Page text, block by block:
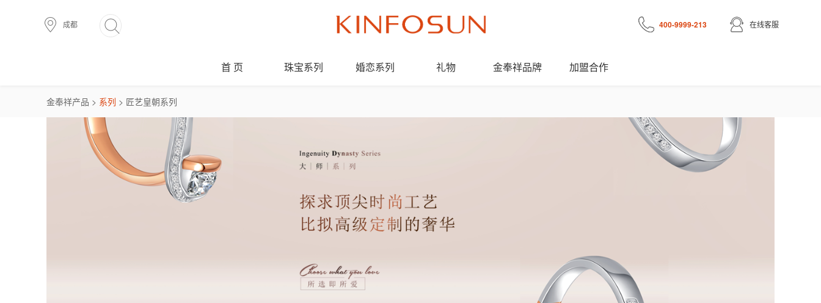
成都 400-9999-213 在线客服
首 页 珠宝系列 婚恋系列 礼物 金奉祥品牌 加盟合作
金奉祥产品 > 系列 > 匠艺皇朝系列